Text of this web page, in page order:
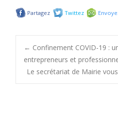
Partagez Twittez
Post
← Confinement COVID-19 :
entrepreneurs et
Le secrétariat de Mairie